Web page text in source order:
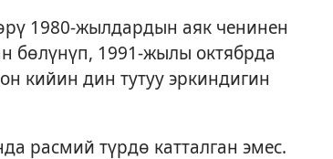
1980-жылдардын аяк ченинен
бөлүнүп, 1991-жылы октябрда
кийин дин тутуу эркиндигин
расмий түрдө катталган эмес.